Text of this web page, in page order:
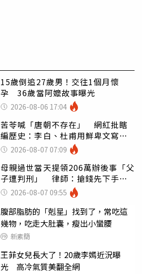
15歲倒追27歲男！交往1個月懷
孕 36歲當阿嬤故事曝光
2026-08-06 17:04
苦苓喊「唐朝不存在」 網紅批瞎
編歷史：李白、杜甫用鮮卑文寫
詩？2026-08-07 07:09
母親過世當天提領206萬辦後事「父
子遭判刑」 律師：搶錢先下手是
罪 2026-08-07 09:55
腹部脂肪的「剋星」找到了，常吃這
幾物，吃走大肚囊，瘦出小蠻腰
新素簡
王菲女兒長大了！20歲李嫣近況曝
光 高冷氣質美翻全網